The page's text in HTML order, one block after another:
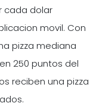
cada dolar
movil. Con
pizza mediana
250 puntos del
reciben una pizza